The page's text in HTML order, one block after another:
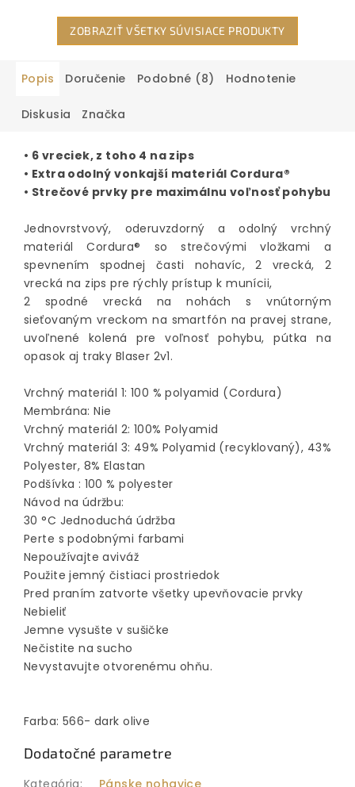
ZOBRAZIŤ VŠETKY SÚVISIACE PRODUKTY
Popis Doručenie Podobné (8) Hodnotenie
Diskusia Značka
• 6 vreciek, z toho 4 na zips
• Extra odolný vonkajší materiál Cordura®
• Strečové prvky pre maximálnu voľnosť pohybu
Jednovrstvový, oderuvzdorný a odolný vrchný
materiál Cordura® so strečovými vložkami a
spevnením spodnej časti nohavíc, 2 vrecká, 2
vrecká na zips pre rýchly prístup k munícii,
2 spodné vrecká na nohách s vnútorným
sieťovaným vreckom na smartfón na pravej strane,
uvoľnené kolená pre voľnosť pohybu, pútka na
opasok aj traky Blaser 2v1.
Vrchný materiál 1: 100 % polyamid (Cordura)
Membrána: Nie
Vrchný materiál 2: 100% Polyamid
Vrchný materiál 3: 49% Polyamid (recyklovaný), 43%
Polyester, 8% Elastan
Podšívka : 100 % polyester
Návod na údržbu:
30 °C Jednoduchá údržba
Perte s podobnými farbami
Nepoužívajte aviváž
Použite jemný čistiaci prostriedok
Pred praním zatvorte všetky upevňovacie prvky
Nebieliť
Jemne vysušte v sušičke
Nečistite na sucho
Nevystavujte otvorenému ohňu.
Farba: 566- dark olive
Dodatočné parametre